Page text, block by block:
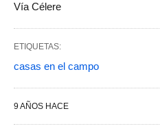
Vía Célere
ETIQUETAS:
casas en el campo
9 AÑOS HACE